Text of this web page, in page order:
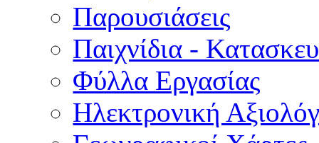
Παρουσιάσεις
Παιχνίδια -
Φύλλα Εργασίας
Ηλεκτρονική